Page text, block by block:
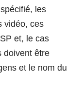
les
vidéo, ces
et, le cas
doivent être
et le nom du